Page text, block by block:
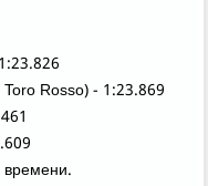
Rosso) - 1:23.869